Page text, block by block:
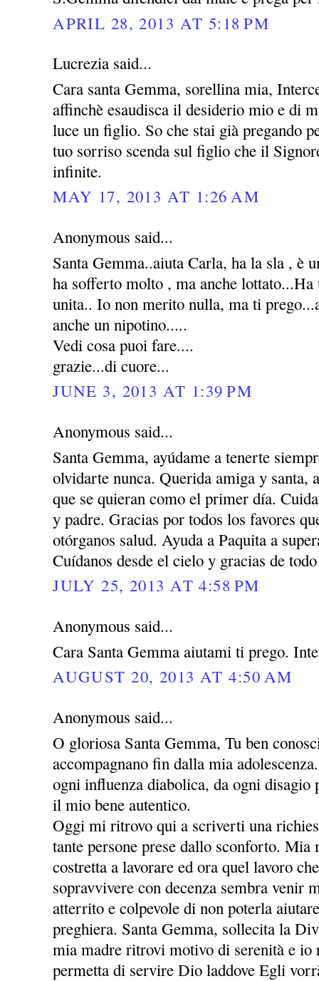
APRIL 28, 2013 AT 5:18 PM
Lucrezia said...
Cara santa Gemma, sorellina mia,
affinchè esaudisca il desiderio mio e di
luce un figlio. So che stai già pregando
tuo sorriso scenda sul figlio che il
infinite.
MAY 17, 2013 AT 1:26 AM
Anonymous said...
Santa Gemma..aiuta Carla, ha la sla , è
ha sofferto molto , ma anche
unita.. Io non merito nulla, ma ti
anche un nipotino.....
Vedi cosa puoi fare....
grazie...di cuore...
JUNE 3, 2013 AT 1:39 PM
Anonymous said...
Santa Gemma, ayúdame a tenerte
olvidarte nunca. Querida amiga y santa,
que se quieran como el primer día.
y padre. Gracias por todos los favores
otórganos salud. Ayuda a Paquita a
Cuídanos desde el cielo y gracias de
JULY 25, 2013 AT 4:58 PM
Anonymous said...
Cara Santa Gemma aiutami ti prego.
AUGUST 20, 2013 AT 4:50 AM
Anonymous said...
O gloriosa Santa Gemma, Tu ben
accompagnano fin dalla mia
ogni influenza diabolica, da ogni disagio
il mio bene autentico.
Oggi mi ritrovo qui a scriverti una
tante persone prese dallo sconforto. Mia
costretta a lavorare ed ora quel lavoro
sopravvivere con decenza sembra venir
atterrito e colpevole di non poterla
preghiera. Santa Gemma, sollecita la
mia madre ritrovi motivo di serenità e
permetta di servire Dio laddove Egli